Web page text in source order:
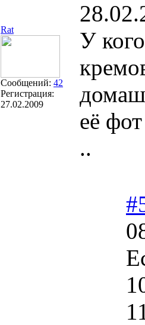
Rat
Сообщений: 42
Регистрация:
27.02.2009
У
её
..